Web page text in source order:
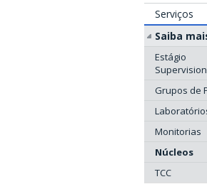
Serviços
Saiba
Estágio
Grupos de
Monitorias
Núcleos
TCC